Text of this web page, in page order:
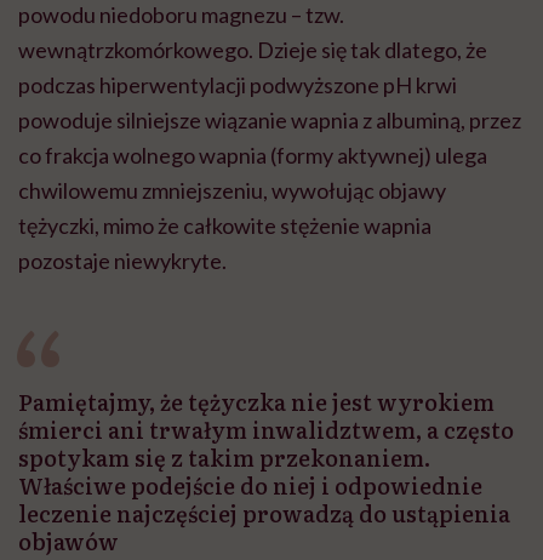
powodu niedoboru magnezu – tzw.
wewnątrzkomórkowego. Dzieje się tak dlatego, że
podczas hiperwentylacji podwyższone pH krwi
powoduje silniejsze wiązanie wapnia z albuminą, przez
co frakcja wolnego wapnia (formy aktywnej) ulega
chwilowemu zmniejszeniu, wywołując objawy
tężyczki, mimo że całkowite stężenie wapnia
pozostaje niewykryte.
Pamiętajmy, że tężyczka nie jest wyrokiem
śmierci ani trwałym inwalidztwem, a często
spotykam się z takim przekonaniem.
Właściwe podejście do niej i odpowiednie
leczenie najczęściej prowadzą do ustąpienia
objawów